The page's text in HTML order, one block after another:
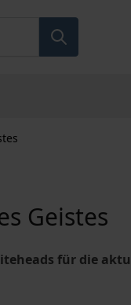
Geistes
für die